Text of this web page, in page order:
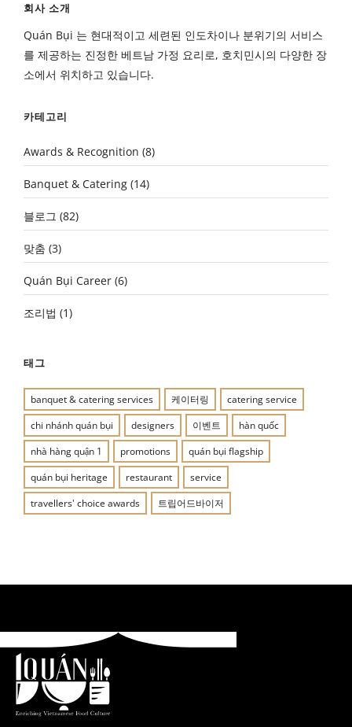
회사 소개
Quán Bụi 는 현대적이고 세련된 인도차이나 분위기의 서비스
를 제공하는 진정한 베트남 가정 요리로, 호치민시의 다양한 장
소에서 위치하고 있습니다.
카테고리
Awards & Recognition (8)
Banquet & Catering (14)
블로그 (82)
맞춤 (3)
Quán Bụi Career (6)
조리법 (1)
태그
banquet & catering services 케이터링
catering service
chi nhánh quán bụi
designers 이벤트
hàn quốc
nhà hàng quận 1
promotions
quán bụi flagship
quán bụi heritage
restaurant
service
travellers' choice awards
트립어드바이저